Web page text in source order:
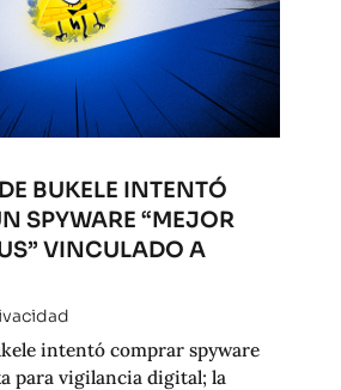
BUKELE INTENTÓ
SPYWARE “MEJOR
VINCULADO A
intentó comprar spyware
para vigilancia digital; la